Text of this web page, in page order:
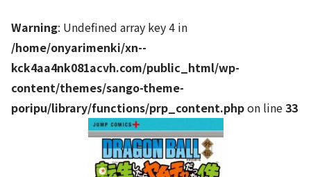
Warning: Undefined array key 4 in
/home/onyarimenki/xn--
kck4aa4nk081acvh.com/public_html/wp-
content/themes/sango-theme-
poripu/library/functions/prp_content.phpon line33